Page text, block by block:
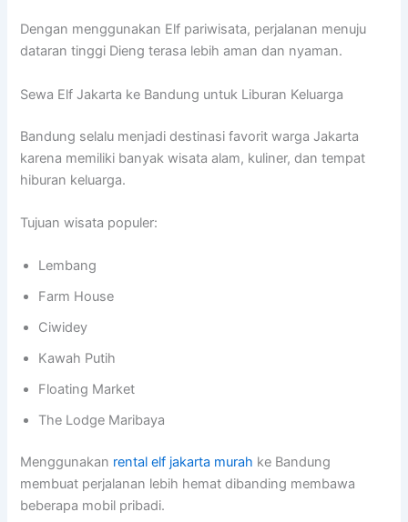
Dengan menggunakan Elf pariwisata, perjalanan menuju
dataran tinggi Dieng terasa lebih aman dan nyaman.
Sewa Elf Jakarta ke Bandung untuk Liburan Keluarga
Bandung selalu menjadi destinasi favorit warga Jakarta
karena memiliki banyak wisata alam, kuliner, dan tempat
hiburan keluarga.
Tujuan wisata populer:
Lembang
Farm House
Ciwidey
Kawah Putih
Floating Market
The Lodge Maribaya
Menggunakan rental elf jakarta murah ke Bandung
membuat perjalanan lebih hemat dibanding membawa
beberapa mobil pribadi.